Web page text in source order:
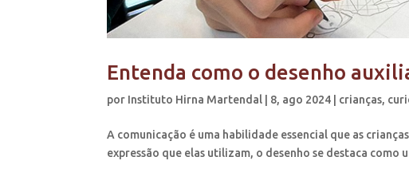
Entenda como o desenho
por Instituto Hirna Martendal 8, ago 2024 crianças,
A comunicação é uma habilidade essencial que as
expressão que elas utilizam, o desenho se destaca como